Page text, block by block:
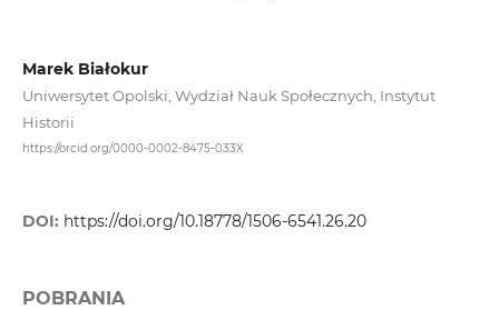
Marek Białokur
Uniwersytet Opolski, Wydział Nauk Społecznych, Instytut
Historii
https://orcid.org/0000-0002-8475-033X
DOI: https://doi.org/10.18778/1506-6541.26.20
POBRANIA